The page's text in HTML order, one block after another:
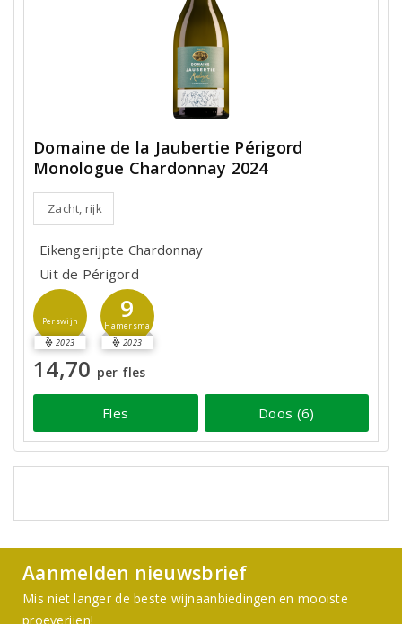
Domaine de la Jaubertie Périgord
Monologue Chardonnay 2024
Zacht, rijk
Eikengerijpte Chardonnay
Uit de Périgord
Perswijn
2023
9
Hamersma
2023
14,70 per fles
Fles Doos (6)
Aanmelden nieuwsbrief
Mis niet langer de beste wijnaanbiedingen en mooiste
proeverijen!